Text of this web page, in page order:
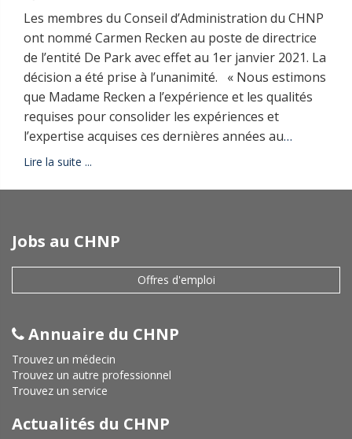
Les membres du Conseil d’Administration du CHNP
ont nommé Carmen Recken au poste de directrice
de l’entité De Park avec effet au 1er janvier 2021. La
décision a été prise à l’unanimité. « Nous estimons
que Madame Recken a l’expérience et les qualités
requises pour consolider les expériences et
l’expertise acquises ces dernières années au…
Lire la suite ...
Jobs au CHNP
Offres d'emploi
Annuaire du CHNP
Trouvez un médecin
Trouvez un autre professionnel
Trouvez un service
Actualités du CHNP